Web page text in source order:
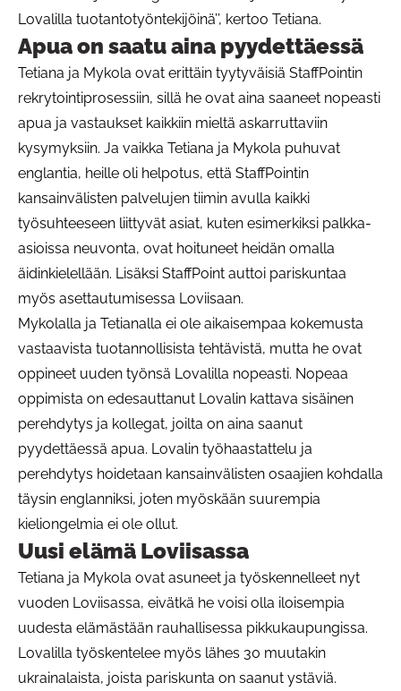
Lovalilla tuotantotyöntekijöinä’’, kertoo Tetiana.
Apua on saatu aina pyydettäessä
Tetiana ja Mykola ovat erittäin tyytyväisiä StaffPointin
rekrytointiprosessiin, sillä he ovat aina saaneet nopeasti
apua ja vastaukset kaikkiin mieltä askarruttaviin
kysymyksiin. Ja vaikka Tetiana ja Mykola puhuvat
englantia, heille oli helpotus, että StaffPointin
kansainvälisten palvelujen tiimin avulla kaikki
työsuhteeseen liittyvät asiat, kuten esimerkiksi palkka-
asioissa neuvonta, ovat hoituneet heidän omalla
äidinkielellään. Lisäksi StaffPoint auttoi pariskuntaa
myös asettautumisessa Loviisaan.
Mykolalla ja Tetianalla ei ole aikaisempaa kokemusta
vastaavista tuotannollisista tehtävistä, mutta he ovat
oppineet uuden työnsä Lovalilla nopeasti. Nopeaa
oppimista on edesauttanut Lovalin kattava sisäinen
perehdytys ja kollegat, joilta on aina saanut
pyydettäessä apua. Lovalin työhaastattelu ja
perehdytys hoidetaan kansainvälisten osaajien kohdalla
täysin englanniksi, joten myöskään suurempia
kieliongelmia ei ole ollut.
Uusi elämä Loviisassa
Tetiana ja Mykola ovat asuneet ja työskennelleet nyt
vuoden Loviisassa, eivätkä he voisi olla iloisempia
uudesta elämästään rauhallisessa pikkukaupungissa.
Lovalilla työskentelee myös lähes 30 muutakin
ukrainalaista, joista pariskunta on saanut ystäviä.